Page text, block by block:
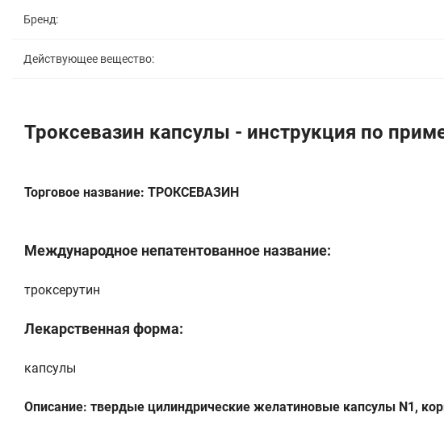
Бренд:
Действующее вещество:
Троксевазин капсулы - инструкция по
Торговое название: ТРОКСЕВАЗИН
Международное непатентованное название:
троксерутин
Лекарственная форма:
капсулы
Описание: твердые цилиндрические желатиновые капсулы N1,